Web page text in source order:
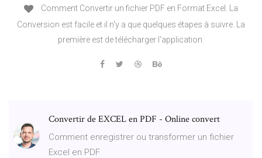
Comment Convertir un fichier PDF en Format Excel. La
Conversion est facile et il n'y a que quelques étapes à suivre. La
première est de télécharger l'application
Convertir de EXCEL en PDF - Online convert
Comment enregistrer ou transformer un fichier
Excel en PDF